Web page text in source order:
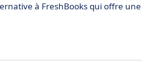
à FreshBooks qui offre